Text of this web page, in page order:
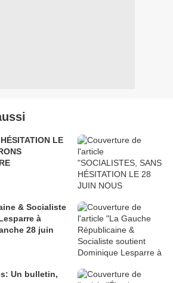
LE
& Socialiste
à
28 juin
Un bulletin,